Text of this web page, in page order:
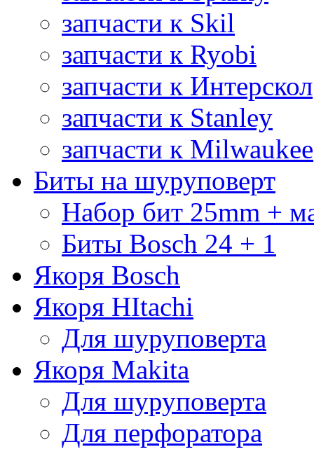
запчасти к Skil
запчасти к Ryobi
запчасти к Интерскол
запчасти к Stanley
запчасти к Milwaukee
Биты на шуруповерт
Набор бит 25mm +
Биты Bosch 24 + 1
Якоря Bosch
Якоря HItachi
Для шуруповерта
Якоря Makita
Для шуруповерта
Для перфоратора